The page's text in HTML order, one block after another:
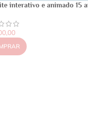
interativo e animado 15